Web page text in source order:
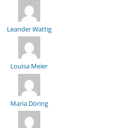
Leander Wattig
Louisa Meier
Maria Döring